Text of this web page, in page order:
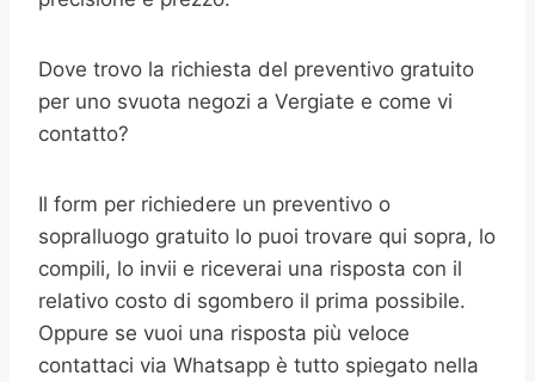
Dove trovo la richiesta del preventivo gratuito
per uno svuota negozi a Vergiate e come vi
contatto?
Il form per richiedere un preventivo o
sopralluogo gratuito lo puoi trovare qui sopra, lo
compili, lo invii e riceverai una risposta con il
relativo costo di sgombero il prima possibile.
Oppure se vuoi una risposta più veloce
contattaci via Whatsapp è tutto spiegato nella